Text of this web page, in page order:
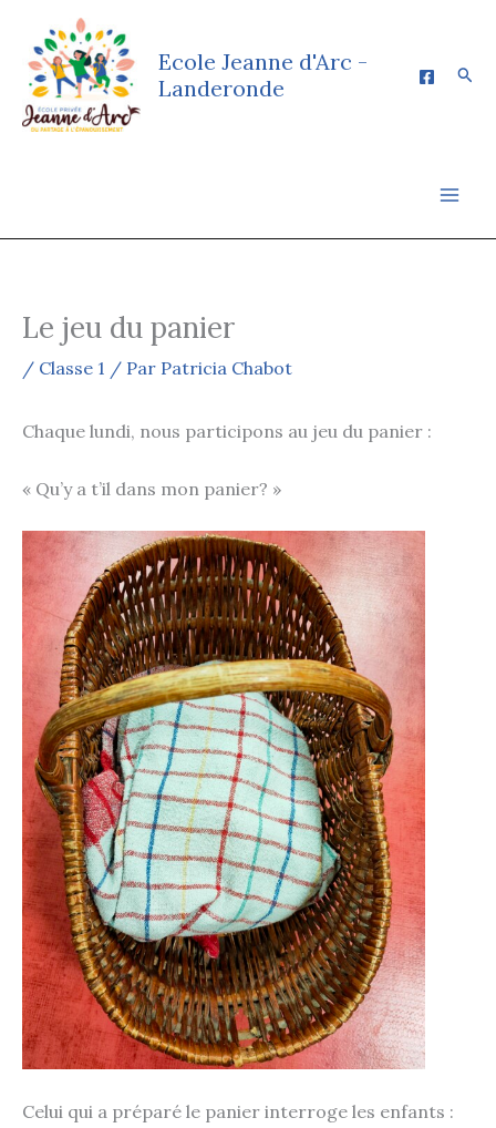
contenu
Ecole Jeanne d'Arc -
Landeronde
Le jeu du panier
/ Classe 1 / Par Patricia Chabot
Chaque lundi, nous participons au jeu du panier :
« Qu’y a t’il dans mon panier? »
Celui qui a préparé le panier interroge les enfants :